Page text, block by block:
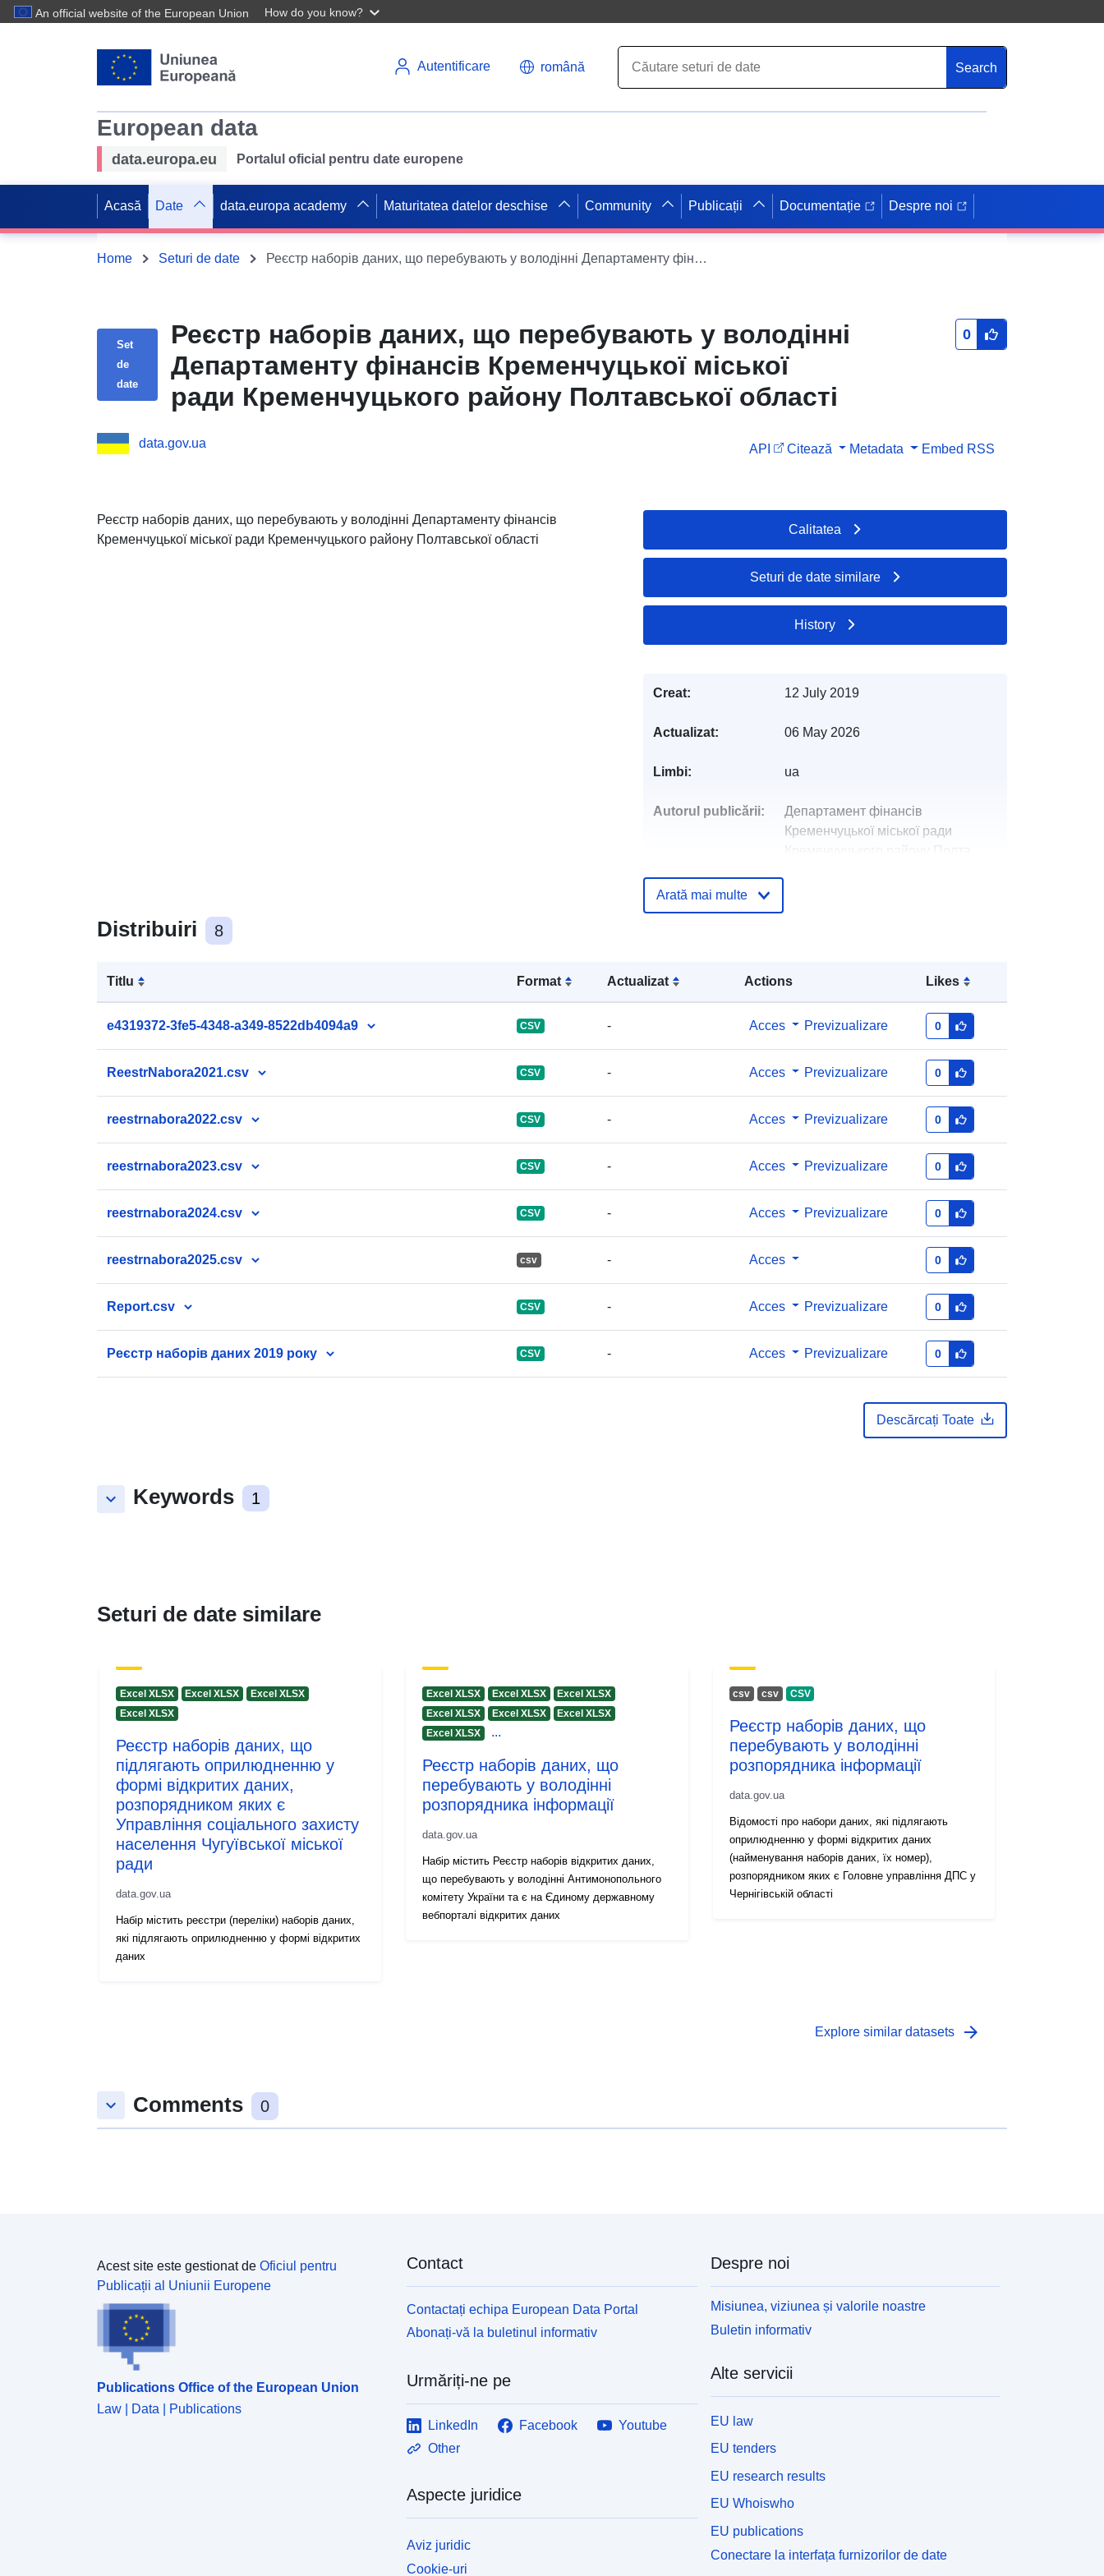
An official website of the European Union How do you know?
Autentificare română Search
European data
data.europa.eu Portalul oficial pentru date europene
Acasă Date data.europa academy Maturitatea datelor deschise Community Publicații Documentație Despre noi
Home Seturi de date Реєстр наборів даних, що перебувають у володінні Департаменту фінансів Кременчуцької міської ради Кременчуцького району Полтавської області
Set
de
date
Реєстр наборів даних, що перебувають у володінні
Департаменту фінансів Кременчуцької міської
ради Кременчуцького району Полтавської області
0
data.gov.ua API Citează Metadata Embed RSS
Реєстр наборів даних, що перебувають у володінні Департаменту фінансів
Кременчуцької міської ради Кременчуцького району Полтавської області
Distribuiri 8
Titlu Format Actualizat Actions Likes
e4319372-3fe5-4348-a349-8522db4094a9 CSV - Acces Previzualizare 0
ReestrNabora2021.csv CSV - Acces Previzualizare 0
reestrnabora2022.csv CSV - Acces Previzualizare 0
reestrnabora2023.csv CSV - Acces Previzualizare 0
reestrnabora2024.csv CSV - Acces Previzualizare 0
reestrnabora2025.csv сsv - Acces 0
Report.csv CSV - Acces Previzualizare 0
Реєстр наборів даних 2019 року CSV - Acces Previzualizare 0
Descărcați Toate
keyboard_arrow_down Keywords 1
Calitatea
Seturi de date similare
History
Creat: 12 July 2019
Actualizat: 06 May 2026
Limbi: ua
Autorul publicării:
Департамент фінансів
Кременчуцької міської ради
Кременчуцького району Полта...
Puncte de
contact:
Registru catalog: Adăugat la data.europa.eu: 28 July 2026
Informații actualizate la data a.europa.eu:
29 July 2026
e4319372-3fe5-4348-a349-
http://data.europa.eu/88u/dataset/e4
319372-3fe5-4348-a349-
8522db4094a9
Arată mai multe
Seturi de date similare
Excel XLSX Excel XLSX
Excel XLSX
Excel XLSX
Реєстр наборів даних, що
підлягають оприлюдненню у
формі відкритих даних,
розпорядником яких є
Управління соціального захисту
населення Чугуївської міської
ради
data.gov.ua
Набір містить реєстри (переліки) наборів даних,
які підлягають оприлюдненню у формі відкритих
даних
Excel XLSX Excel XLSX
Excel XLSX
Excel XLSX
Excel XLSX
Excel XLSX
Excel XLSX
...
Реєстр наборів даних, що
перебувають у володінні
розпорядника інформації
data.gov.ua
Набір містить Реєстр наборів відкритих даних,
що перебувають у володінні Антимонопольного
комітету України та є на Єдиному державному
вебпорталі відкритих даних
сsv сsv CSV
Реєстр наборів даних, що
перебувають у володінні
розпорядника інформації
data.gov.ua
Відомості про набори даних, які підлягають
оприлюдненню у формі відкритих даних
(найменування наборів даних, їх номер),
розпорядником яких є Головне управління ДПС у
Чернігівській області
Explore similar datasets arrow_forward
keyboard_arrow_down Comments 0
Acest site este gestionat de Oficiul pentru
Publicații al Uniunii Europene
Publications Office of the European Union
Law | Data | Publications
Contact
Contactați echipa European Data Portal
Abonați-vă la buletinul informativ
Urmăriți-ne pe
LinkedIn Facebook
Youtube
Other
Aspecte juridice
Aviz juridic
Cookie-uri
Despre noi
Misiunea, viziunea și valorile noastre
Buletin informativ
Alte servicii
EU law
EU tenders
EU research results
EU Whoiswho
EU publications
Conectare la interfața furnizorilor de date